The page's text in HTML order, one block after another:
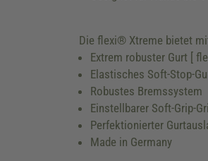
Die flexi® Xtreme bietet
Extrem robuster Gurt [
Elastisches Soft-Stop-
Robustes Bremssystem
Einstellbarer Soft-Grip-
Perfektionierter
Made in Germany